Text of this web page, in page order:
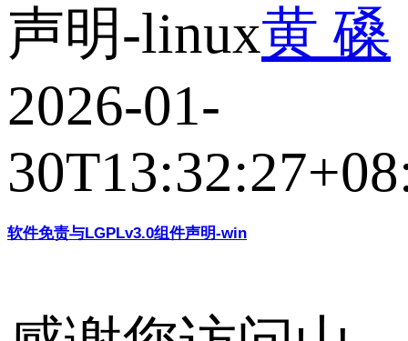
声明-linux黄 磉
2026-01-
软件免责与LGPLv3.0组件声明-win